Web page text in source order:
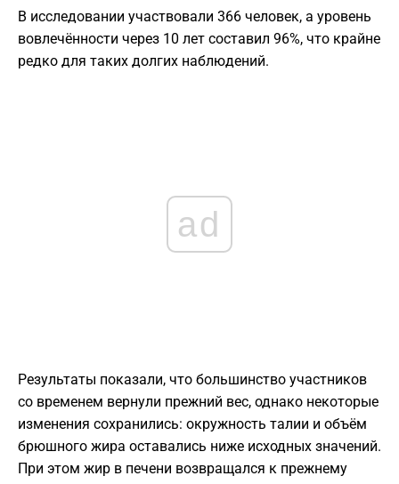
В исследовании участвовали 366 человек, а уровень
вовлечённости через 10 лет составил 96%, что крайне
редко для таких долгих наблюдений.
ad
Результаты показали, что большинство участников
со временем вернули прежний вес, однако некоторые
изменения сохранились: окружность талии и объём
брюшного жира оставались ниже исходных значений.
При этом жир в печени возвращался к прежнему